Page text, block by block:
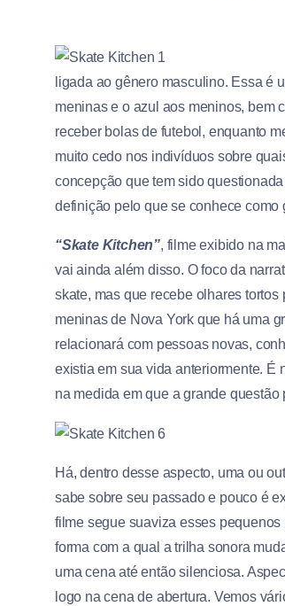
ligada ao gênero masculino. Essa é
meninas e o azul aos meninos, bem
receber bolas de futebol, enquanto
muito cedo nos indivíduos sobre
concepção que tem sido
definição pelo que se conhece como
“Skate Kitchen”, filme exibido na
vai ainda além disso. O foco da
skate, mas que recebe olhares
meninas de Nova York que há uma
relacionará com pessoas novas,
existia em sua vida anteriormente. É
na medida em que a grande
Há, dentro desse aspecto, uma ou
sabe sobre seu passado e pouco é
filme segue suaviza esses
forma com a qual a trilha sonora
uma cena até então silenciosa.
logo na cena de abertura. Vemos